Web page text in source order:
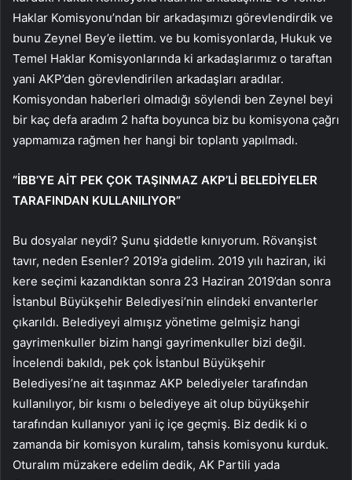
Haklar Komisyonu’ndan bir arkadaşımızı görevlendirdik ve
bunu Zeynel Bey’e ilettim. ve bu komisyonlarda, Hukuk ve
Temel Haklar Komisyonlarında ki arkadaşlarımız o taraftan
yani AKP’den görevlendirilen arkadaşları aradılar.
Komisyondan haberleri olmadığı söylendi ben Zeynel beyi
bir kaç defa aradım 2 hafta boyunca biz bu komisyona çağrı
yapmamıza rağmen her hangi bir toplantı yapılmadı.
“İBB’YE AİT PEK ÇOK TAŞINMAZ AKP’Lİ BELEDİYELER
TARAFINDAN KULLANILIYOR”
Bu dosyalar neydi? Şunu şiddetle kınıyorum. Rövanşist
tavır, neden Esenler? 2019’a gidelim. 2019 yılı haziran, iki
kere seçimi kazandıktan sonra 23 Haziran 2019’dan sonra
İstanbul Büyükşehir Belediyesi’nin elindeki envanterler
çıkarıldı. Belediyeyi almışız yönetime gelmişiz hangi
gayrimenkuller bizim hangi gayrimenkuller bizi değil.
İncelendi bakıldı, pek çok İstanbul Büyükşehir
Belediyesi’ne ait taşınmaz AKP belediyeler tarafından
kullanılıyor, bir kısmı o belediyeye ait olup büyükşehir
tarafından kullanıyor yani iç içe geçmiş. Biz dedik ki o
zamanda bir komisyon kuralım, tahsis komisyonu kurduk.
Oturalım müzakere edelim dedik, AK Partili yada